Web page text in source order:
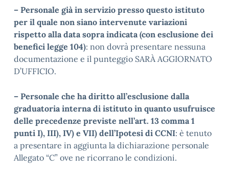
– Personale già in servizio presso questo istituto
per il quale non siano intervenute variazioni
rispetto alla data sopra indicata (con esclusione dei
benefici legge 104): non dovrà presentare nessuna
documentazione e il punteggio SARÀ AGGIORNATO
D’UFFICIO.
– Personale che ha diritto all’esclusione dalla
graduatoria interna di istituto in quanto usufruisce
delle precedenze previste nell’art. 13 comma 1
punti I), III), IV) e VII) dell’Ipotesi di CCNI: è tenuto
a presentare in aggiunta la dichiarazione personale
Allegato “C” ove ne ricorrano le condizioni.